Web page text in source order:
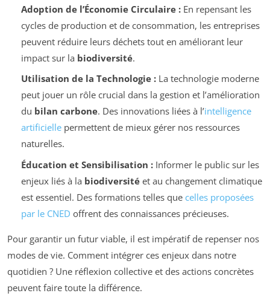
Adoption de l’Économie Circulaire :En repensant les
cycles de production et de consommation, les entreprises
peuvent réduire leurs déchets tout en améliorant leur
impact sur la biodiversité.
Utilisation de la Technologie :La technologie moderne
peut jouer un rôle crucial dans la gestion et l’amélioration
du bilan carbone. Des innovations liées à l’intelligence
artificiellepermettent de mieux gérer nos ressources
naturelles.
Éducation et Sensibilisation :Informer le public sur les
enjeux liés à la biodiversitéet au changement climatique
est essentiel. Des formations telles que celles proposées
par le CNED offrent des connaissances précieuses.
Pour garantir un futur viable, il est impératif de repenser nos
modes de vie. Comment intégrer ces enjeux dans notre
quotidien ? Une réflexion collective et des actions concrètes
peuvent faire toute la différence.